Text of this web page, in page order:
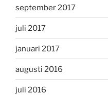
september 2017
juli 2017
januari 2017
augusti 2016
juli 2016